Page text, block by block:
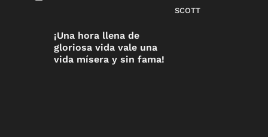
¡Una hora llena de
gloriosa vida vale una
vida mísera y sin fama!
SCOTT